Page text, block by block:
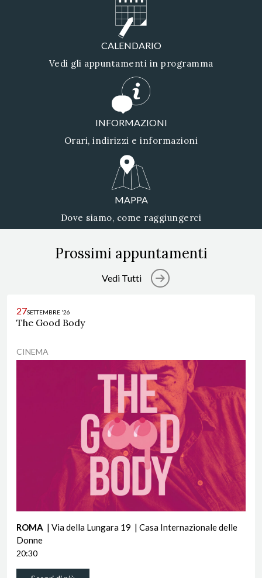
CALENDARIO
Vedi gli appuntamenti in programma
INFORMAZIONI
Orari, indirizzi e informazioni
MAPPA
Dove siamo, come raggiungerci
Prossimi appuntamenti
Vedi Tutti
27SETTEMBRE '26
The Good Body
CINEMA
ROMA | Via della Lungara 19 | Casa Internazionale delle
Donne
20:30